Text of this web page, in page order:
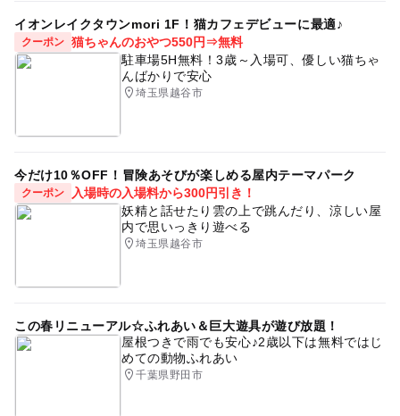
イオンレイクタウンmori 1F！猫カフェデビューに最適♪
クーポン 猫ちゃんのおやつ550円⇒無料
駐車場5H無料！3歳～入場可、優しい猫ちゃ
んばかりで安心
埼玉県越谷市
今だけ10％OFF！冒険あそびが楽しめる屋内テーマパーク
クーポン
入場時の入場料から300円引き！
妖精と話せたり雲の上で跳んだり、涼しい屋
内で思いっきり遊べる
埼玉県越谷市
この春リニューアル☆ふれあい＆巨大遊具が遊び放題！
屋根つきで雨でも安心♪2歳以下は無料ではじ
めての動物ふれあい
千葉県野田市